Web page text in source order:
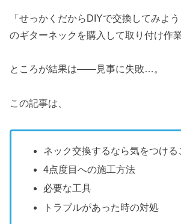
「せっかくだからDIYで交換してみよ
のギターネックを購入して取り付け作
ところが結果は――見事に失敗…。
この記事は、
ネック交換するなら気をつける
4点度目への施工方法
必要な工具
トラブルがあった時の対処